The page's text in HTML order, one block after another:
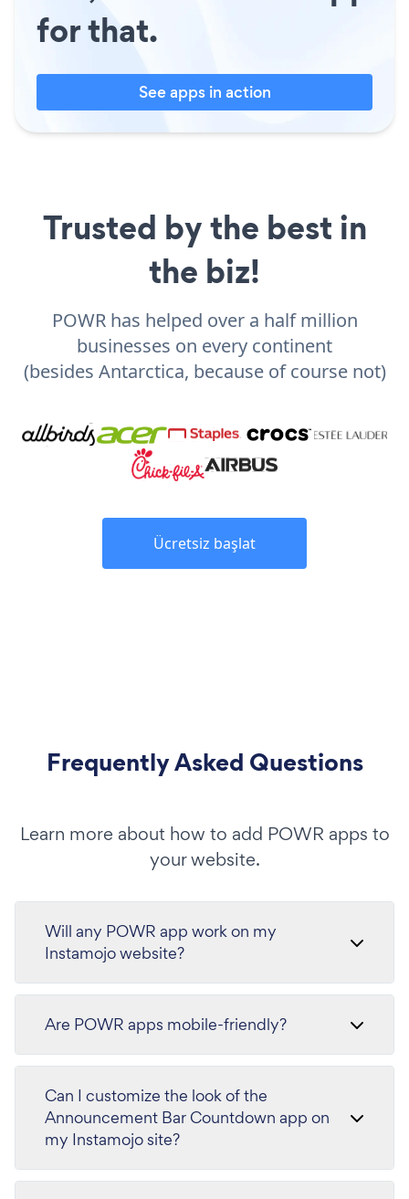
for that.
See apps in action
Trusted by the best in
the biz!
POWR has helped over a half million
businesses on every continent
(besides Antarctica, because of course not)
Ücretsiz başlat
Frequently Asked Questions
Learn more about how to add POWR apps to
your website.
Will any POWR app work on my
Instamojo website?
Are POWR apps mobile-friendly?
Can I customize the look of the
Announcement Bar Countdown app on
my Instamojo site?